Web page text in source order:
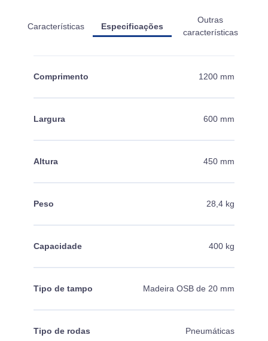
Características Especificações
Outras
características
Comprimento 1200 mm
Largura 600 mm
Altura 450 mm
Peso 28,4 kg
Capacidade 400 kg
Tipo de tampo Madeira OSB de 20 mm
Tipo de rodas Pneumáticas